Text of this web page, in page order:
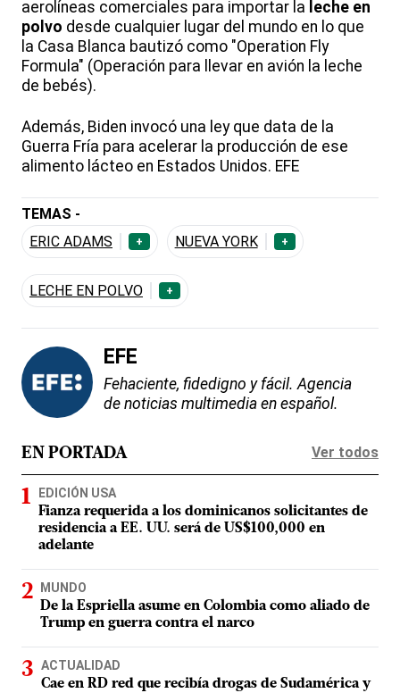
aerolíneas comerciales para importar la leche en
polvo desde cualquier lugar del mundo en lo que
la Casa Blanca bautizó como "Operation Fly
Formula" (Operación para llevar en avión la leche
de bebés).
Además, Biden invocó una ley que data de la
Guerra Fría para acelerar la producción de ese
alimento lácteo en Estados Unidos. EFE
TEMAS -
ERIC ADAMS
+ NUEVA YORK +
LECHE EN POLVO +
EFE
Fehaciente, fidedigno y fácil. Agencia
de noticias multimedia en español.
EN PORTADA Ver todos
EDICIÓN USA
Fianza requerida a los dominicanos solicitantes de
residencia a EE. UU. será de US$100,000 en
adelante
MUNDO
De la Espriella asume en Colombia como aliado de
Trump en guerra contra el narco
ACTUALIDAD
Cae en RD red que recibía drogas de Sudamérica y